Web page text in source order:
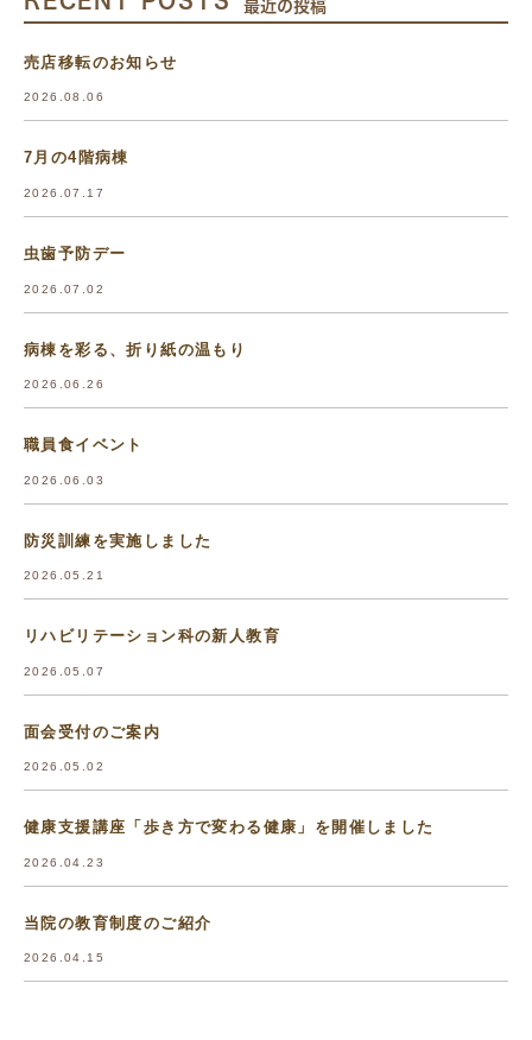
最近の投稿
売店移転のお知らせ
2026.08.06
7月の4階病棟
2026.07.17
虫歯予防デー
2026.07.02
病棟を彩る、折り紙の温もり
2026.06.26
職員食イベント
2026.06.03
防災訓練を実施しました
2026.05.21
リハビリテーション科の新人教育
2026.05.07
面会受付のご案内
2026.05.02
健康支援講座「歩き方で変わる健康」を開催しました
2026.04.23
当院の教育制度のご紹介
2026.04.15